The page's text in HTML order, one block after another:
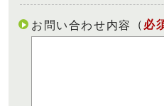
お問い合わせ内容 （ 必